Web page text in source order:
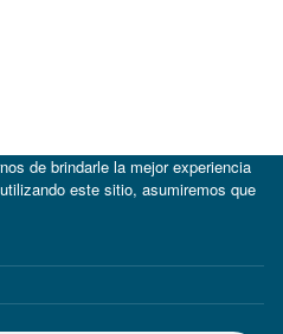
de brindarle la mejor experiencia
este sitio, asumiremos que